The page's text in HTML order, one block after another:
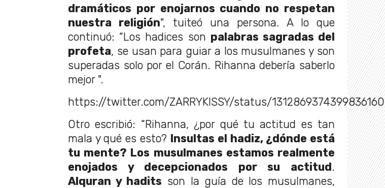
dramáticos por enojarnos cuando no respetan
nuestra religión", tuiteó una persona. A lo que
continuó: “Los hadices son palabras sagradas del
profeta, se usan para guiar a los musulmanes y son
superadas solo por el Corán. Rihanna debería saberlo
mejor ".
https://twitter.com/ZARRYKISSY/status/1312869374399836160
Otro escribió: “Rihanna, ¿por qué tu actitud es tan
mala y qué es esto? Insultas el hadiz, ¿dónde está
tu mente? Los musulmanes estamos realmente
enojados y decepcionados por su actitud.
Alquran y hadits son la guía de los musulmanes,